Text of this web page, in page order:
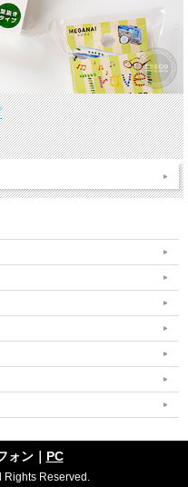
ン｜ PC
Reserved.